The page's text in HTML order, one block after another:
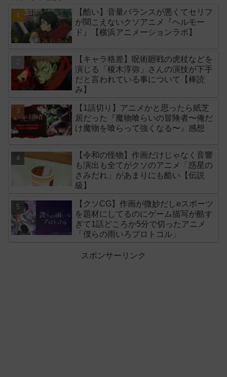
【酷い】音量バランスが悪くてセリフ
が聞こえないクソアニメ『ヘルモー
ド』【横浜アニメーションラボ】
【キャラ格差】呪術廻戦の虎杖などを
演じる「榎木淳弥」さんの演技が下手
だと言われている事について【棒読
み】
【1話切り】アニメかと思ったら紙芝
居だった『魔物喰らいの冒険者〜俺だ
け魔物を喰らって強くなる〜』感想
【令和の怪物】作画だけじゃなく音響
も演出も全てがクソのアニメ「惑星の
さみだれ」があまりにも酷い【伝説
級】
【クソCG】作画が微妙だしeスポーツ
を題材にしてるのにゲーム描写が酷す
ぎて1話どころか5分で切ったアニメ
「僕らの雨いろプロトコル」
スポンサーリンク